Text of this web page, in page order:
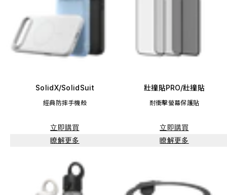
SolidX/SolidSuit
經典防摔手機殼
立即購買
瞭解更多
壯撞貼PRO/壯撞貼
耐衝擊螢幕保護貼
立即購買
瞭解更多